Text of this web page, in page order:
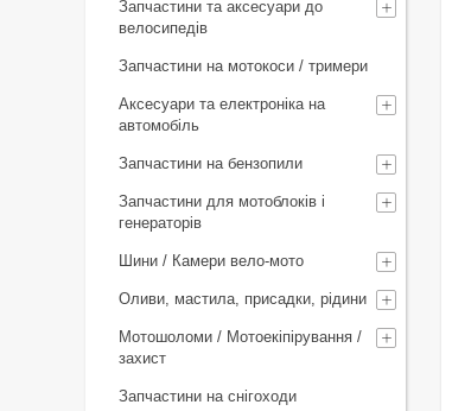
Запчастини та аксесуари до
велосипедів
Запчастини на мотокоси / тримери
Аксесуари та електроніка на
автомобіль
Запчастини на бензопили
Запчастини для мотоблоків і
генераторів
Шини / Камери вело-мото
Оливи, мастила, присадки, рідини
Мотошоломи / Мотоекіпірування /
захист
Запчастини на снігоходи